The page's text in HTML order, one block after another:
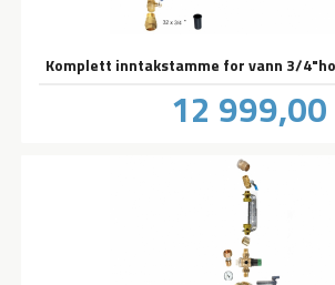
Komplett inntakstamme for vann 3/
Pris
12 999,00